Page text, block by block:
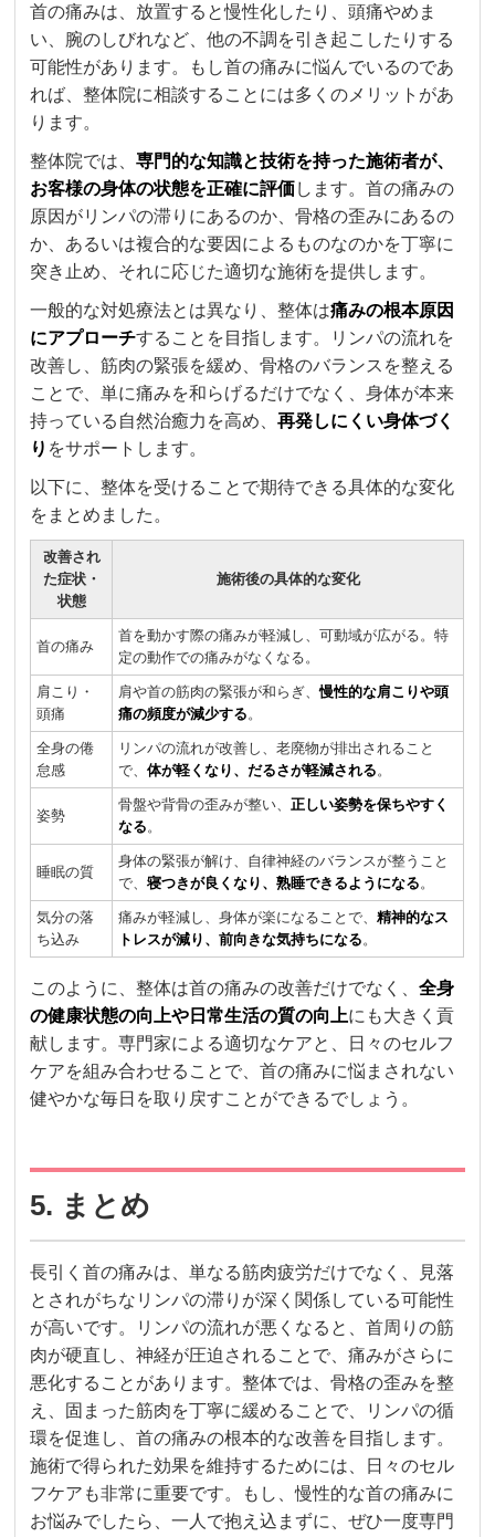
首の痛みは、放置すると慢性化したり、頭痛やめま
い、腕のしびれなど、他の不調を引き起こしたりする
可能性があります。もし首の痛みに悩んでいるのであ
れば、整体院に相談することには多くのメリットがあ
ります。
整体院では、専門的な知識と技術を持った施術者が、
お客様の身体の状態を正確に評価します。首の痛みの
原因がリンパの滞りにあるのか、骨格の歪みにあるの
か、あるいは複合的な要因によるものなのかを丁寧に
突き止め、それに応じた適切な施術を提供します。
一般的な対処療法とは異なり、整体は痛みの根本原因
にアプローチすることを目指します。リンパの流れを
改善し、筋肉の緊張を緩め、骨格のバランスを整える
ことで、単に痛みを和らげるだけでなく、身体が本来
持っている自然治癒力を高め、再発しにくい身体づく
り をサポートします。
以下に、整体を受けることで期待できる具体的な変化
をまとめました。
改善され
た症状・
状態
施術後の具体的な変化
首の痛み
首を動かす際の痛みが軽減し、可動域が広がる。特
定の動作での痛みがなくなる。
肩こり・
頭痛
肩や首の筋肉の緊張が和らぎ、慢性的な肩こりや頭
痛の頻度が減少する 。
全身の倦
怠感
リンパの流れが改善し、老廃物が排出されること
で、体が軽くなり、だるさが軽減される 。
姿勢
骨盤や背骨の歪みが整い、正しい姿勢を保ちやすく
なる 。
睡眠の質
身体の緊張が解け、自律神経のバランスが整うこと
で、寝つきが良くなり、熟睡できるようになる 。
気分の落
ち込み
痛みが軽減し、身体が楽になることで、精神的なス
トレスが減り、前向きな気持ちになる 。
このように、整体は首の痛みの改善だけでなく、全身
の健康状態の向上や日常生活の質の向上にも大きく貢
献します。専門家による適切なケアと、日々のセルフ
ケアを組み合わせることで、首の痛みに悩まされない
健やかな毎日を取り戻すことができるでしょう。
5. まとめ
長引く首の痛みは、単なる筋肉疲労だけでなく、見落
とされがちなリンパの滞りが深く関係している可能性
が高いです。リンパの流れが悪くなると、首周りの筋
肉が硬直し、神経が圧迫されることで、痛みがさらに
悪化することがあります。整体では、骨格の歪みを整
え、固まった筋肉を丁寧に緩めることで、リンパの循
環を促進し、首の痛みの根本的な改善を目指します。
施術で得られた効果を維持するためには、日々のセル
フケアも非常に重要です。もし、慢性的な首の痛みに
お悩みでしたら、一人で抱え込まずに、ぜひ一度専門